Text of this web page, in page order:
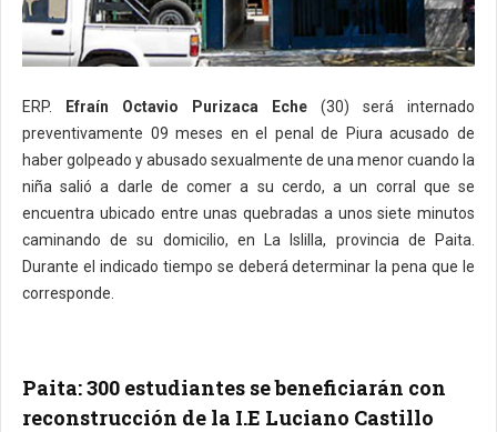
ERP. Efraín Octavio Purizaca Eche (30) será internado
preventivamente 09 meses en el penal de Piura acusado de
haber golpeado y abusado sexualmente de una menor cuando la
niña salió a darle de comer a su cerdo, a un corral que se
encuentra ubicado entre unas quebradas a unos siete minutos
caminando de su domicilio, en La Islilla, provincia de Paita.
Durante el indicado tiempo se deberá determinar la pena que le
corresponde.
Paita: 300 estudiantes se beneficiarán con
reconstrucción de la I.E Luciano Castillo